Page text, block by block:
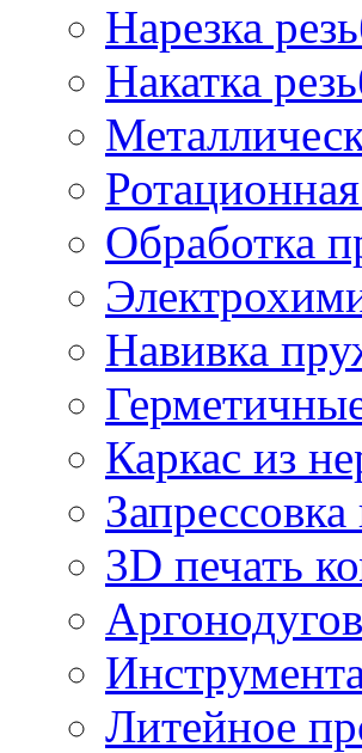
Нарезка
Накатка
Обработка
Навивка
Каркас из
3D печать
Литейное